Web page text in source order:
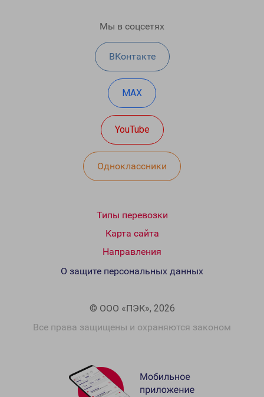
Мы в соцсетях
ВКонтакте
MAX
YouTube
Одноклассники
Типы перевозки
Карта сайта
Направления
© ООО «ПЭК», 2026
Все права защищены и охраняются законом
О защите персональных данных